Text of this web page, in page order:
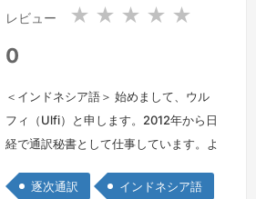
シ
国
シ
国
レビュー ★ ★ ★ ★ ★
0
＜インドネシア語＞ 始めまして、ウル
フィ（Ulfi）と申します。2012年から日
経で通訳秘書として仕事しています。よ
（損益報告、バランスシート、監査報告
逐次通訳 インドネシア語